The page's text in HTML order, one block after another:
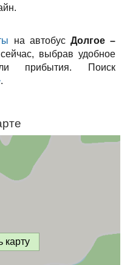
на автобус Долгое –
выбрав удобное
прибытия. Поиск
.
карту